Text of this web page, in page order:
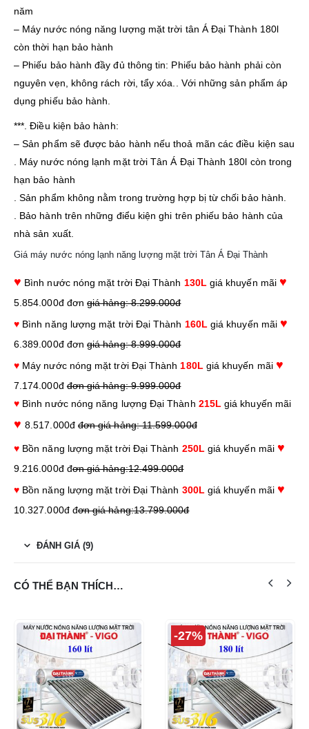
năm
– Máy nước nóng năng lượng mặt trời tân Á Đại Thành 180l
còn thời hạn bảo hành
– Phiếu bảo hành đầy đủ thông tin: Phiếu bảo hành phải còn
nguyên vẹn, không rách rời, tẩy xóa.. Với những sản phẩm áp
dụng phiếu bảo hành.
***. Điều kiện bảo hành:
– Sản phẩm sẽ được bảo hành nếu thoả mãn các điều kiện sau
. Máy nước nóng lạnh mặt trời Tân Á Đại Thành 180l còn trong
hạn bảo hành
. Sản phẩm không nằm trong trường hợp bị từ chối bảo hành.
. Bảo hành trên những điểu kiện ghi trên phiếu bảo hành của
nhà sản xuất.
Giá máy nước nóng lạnh năng lượng mặt trời Tân Á Đại Thành
♥ Bình nước nóng mặt trời Đại Thành 130Lgiá khuyến mãi ♥
5.854.000đ đơngiá hảng: 8.299.000đ
♥ Bình năng lượng mặt trời Đại Thành 160Lgiá khuyến mãi ♥
6.389.000đ đơngiá hảng: 8.999.000đ
♥ Máy nước nóng mặt trời Đại Thành180Lgiá khuyến mãi ♥
7.174.000đđơn giá hảng: 9.999.000đ
♥ Bình nước nóng năng lượng Đại Thành 215Lgiá khuyến mãi
♥8.517.000đ đơn giá hảng: 11.599.000đ
♥ Bồn năng lượng mặt trời Đại Thành 250Lgiá khuyến mãi ♥
9.216.000đ đơn giá hảng:12.499.000đ
♥ Bồn năng lượng mặt trời Đại Thành 300Lgiá khuyến mãi ♥
10.327.000đ đơn giá hảng:13.799.000đ
ĐÁNH GIÁ (9)
CÓ THỂ BẠN THÍCH…
-27%